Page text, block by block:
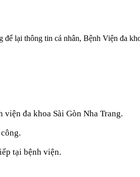
lại thông tin cá nhân, Bệnh Viện đa
viện đa khoa Sài Gòn Nha Trang.
tại bệnh viện.